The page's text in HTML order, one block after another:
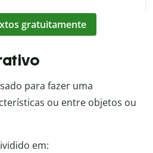
gratuitamente
para fazer uma
ou entre objetos ou
em: